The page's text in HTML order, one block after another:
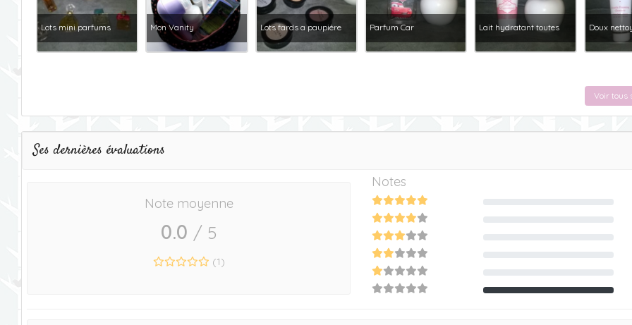
Lots mini parfums Mon Vanity Lots fards a paupière Parfum Car Lait hydratant toutes Doux
Voir tous
Ses dernières évaluations
Note moyenne
0.0 / 5
(1)
Notes
1